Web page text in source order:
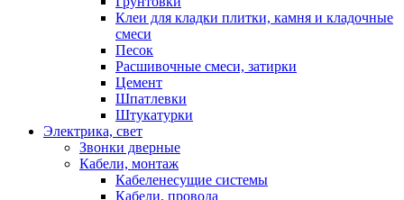
Клеи для кладки плитки, камня и кладочные
смеси
Песок
Расшивочные смеси, затирки
Цемент
Шпатлевки
Штукатурки
Электрика, свет
Звонки дверные
Кабели, монтаж
Кабеленесущие системы
Кабели, провода